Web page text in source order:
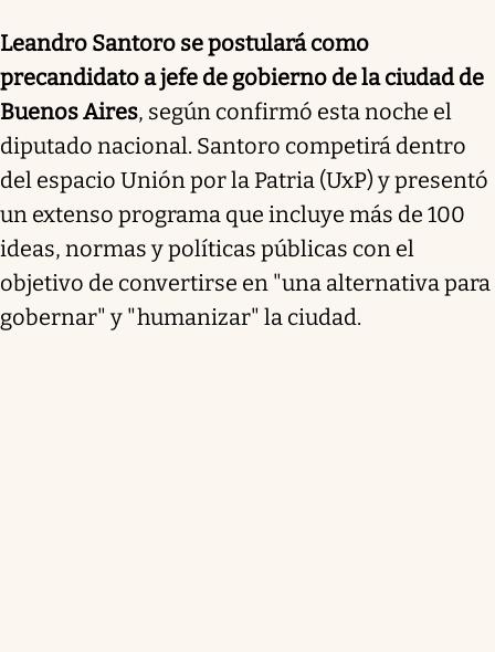
Leandro Santoro se postulará como
precandidato a jefe de gobierno de la ciudad de
Buenos Aires, según confirmó esta noche el
diputado nacional. Santoro competirá dentro
del espacio Unión por la Patria (UxP) y presentó
un extenso programa que incluye más de 100
ideas, normas y políticas públicas con el
objetivo de convertirse en "una alternativa para
gobernar" y "humanizar" la ciudad.